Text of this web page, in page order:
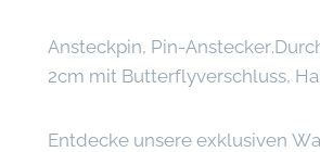
Ansteckpin, Pin-
2cm mit Butterflyverschluss,
Entdecke unsere exklusiven